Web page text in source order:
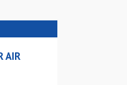
AIR